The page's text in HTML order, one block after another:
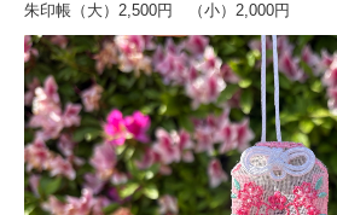
朱印帳（大）2,500円 （小）2,000円